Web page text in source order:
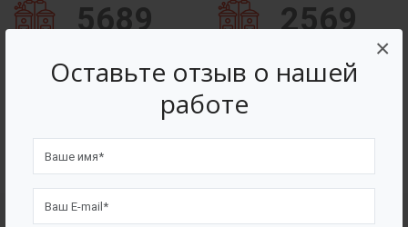
Оставьте отзыв о нашей
работе
×
5689 2569
Счастливых клиентов